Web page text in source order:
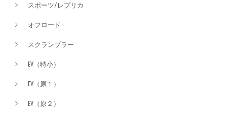
スポーツ/レプリカ
オフロード
スクランブラー
EV（特小）
EV（原１）
EV（原２）